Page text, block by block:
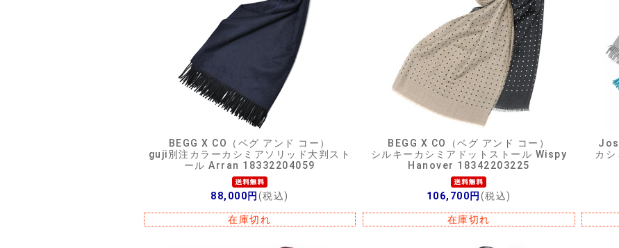
BEGG X CO（ベグ アンド コー）
guji別注カラーカシミアソリッド大判スト
ール Arran 18332204059
88,000円 (税込)
在庫切れ
BEGG X CO（ベグ アンド コー）
シルキーカシミアドットストール Wispy
Hanover 18342203225
106,700円 (税込)
在庫切れ
カシ